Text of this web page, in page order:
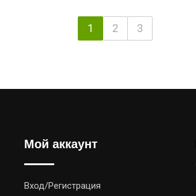
1 2 3
Мой аккаунт
Вход/Регистрация